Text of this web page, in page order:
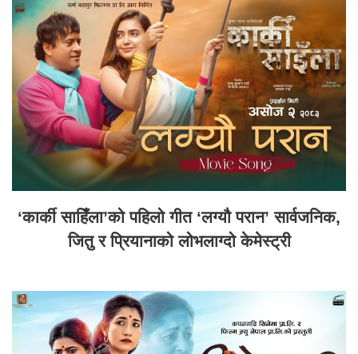
‘कार्की साहिँला’को पहिलो गीत ‘लग्यौ परान’ सार्वजनिक,
जितु र प्रियानाको लोभलाग्दो केमेस्ट्री